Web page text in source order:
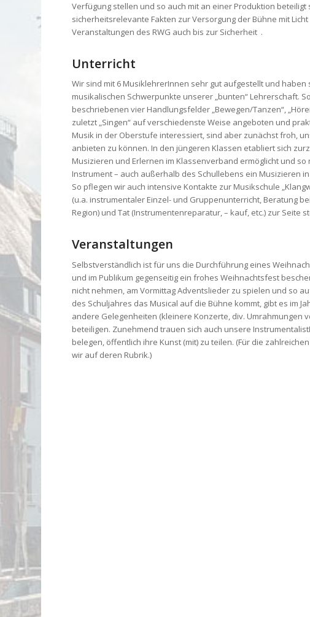
Verfügung stellen und so auch mit an einer Produktion
sicherheitsrelevante Fakten zur Versorgung der Bühne mit
Veranstaltungen des RWG auch bis zur Sicherheit .
Unterricht
Wir sind mit 6 MusiklehrerInnen sehr gut aufgestellt und
musikalischen Schwerpunkte unserer „bunten“ Lehrerschaft.
beschriebenen vier Handlungsfelder „Bewegen/Tanzen“,
zuletzt „Singen“ auf verschiedenste Weise angeboten und
Musik in der Oberstufe interessiert, sind aber zunächst froh,
anbieten zu können. In den jüngeren Klassen etabliert sich
Musizieren und Erlernen im Klassenverband ermöglicht und
Instrument – auch außerhalb des Schullebens ein Musizieren
So pflegen wir auch intensive Kontakte zur Musikschule
(u.a. instrumentaler Einzel- und Gruppenunterricht, Beratung
Region) und Tat (Instrumentenreparatur, – kauf, etc.) zur Seite
Veranstaltungen
Selbstverständlich ist für uns die Durchführung eines
und im Publikum gegenseitig ein frohes Weihnachtsfest
nicht nehmen, am Vormittag Adventslieder zu spielen und so
des Schuljahres das Musical auf die Bühne kommt, gibt es im
andere Gelegenheiten (kleinere Konzerte, div. Umrahmungen
beteiligen. Zunehmend trauen sich auch unsere
belegen, öffentlich ihre Kunst (mit) zu teilen. (Für die
wir auf deren Rubrik.)